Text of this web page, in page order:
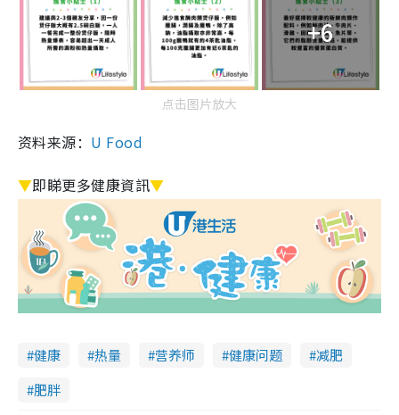
+6
点击图片放大
资料来源： U Food
▼即睇更多健康資訊▼
健康 热量 营养师 健康问题
减肥
肥胖